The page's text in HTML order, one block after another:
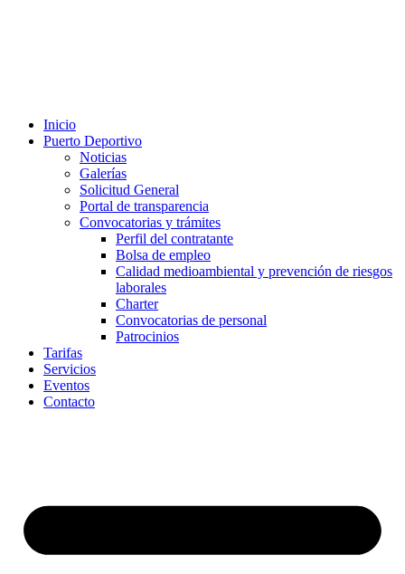
Inicio
Puerto Deportivo
Noticias
Galerías
Solicitud General
Portal de transparencia
Convocatorias y trámites
Perfil del contratante
Bolsa de empleo
Calidad medioambiental y prevención de riesgos
laborales
Charter
Convocatorias de personal
Patrocinios
Tarifas
Servicios
Eventos
Contacto